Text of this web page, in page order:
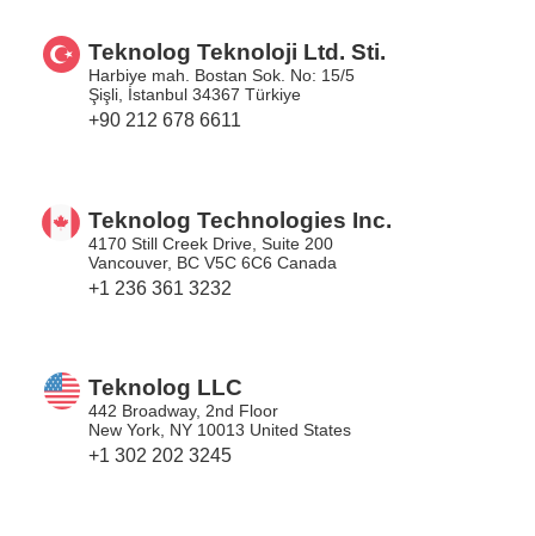
Teknolog Teknoloji Ltd. Sti.
Harbiye mah. Bostan Sok. No: 15/5
Şişli, İstanbul 34367 Türkiye
+90 212 678 6611
Teknolog Technologies Inc.
4170 Still Creek Drive, Suite 200
Vancouver, BC V5C 6C6 Canada
+1 236 361 3232
Teknolog LLC
442 Broadway, 2nd Floor
New York, NY 10013 United States
+1 302 202 3245